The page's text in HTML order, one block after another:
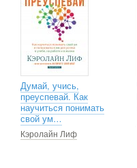
Думай, учись,
преуспевай. Как
научиться понимать
свой ум…
Кэролайн Лиф